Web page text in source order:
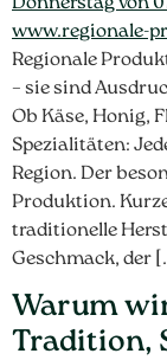
Regionale
– sie sind
Ob Käse, Honig,
Spezialitäten:
Region. Der
Produktion.
traditionelle
Geschmack, der
Warum
Tradition,